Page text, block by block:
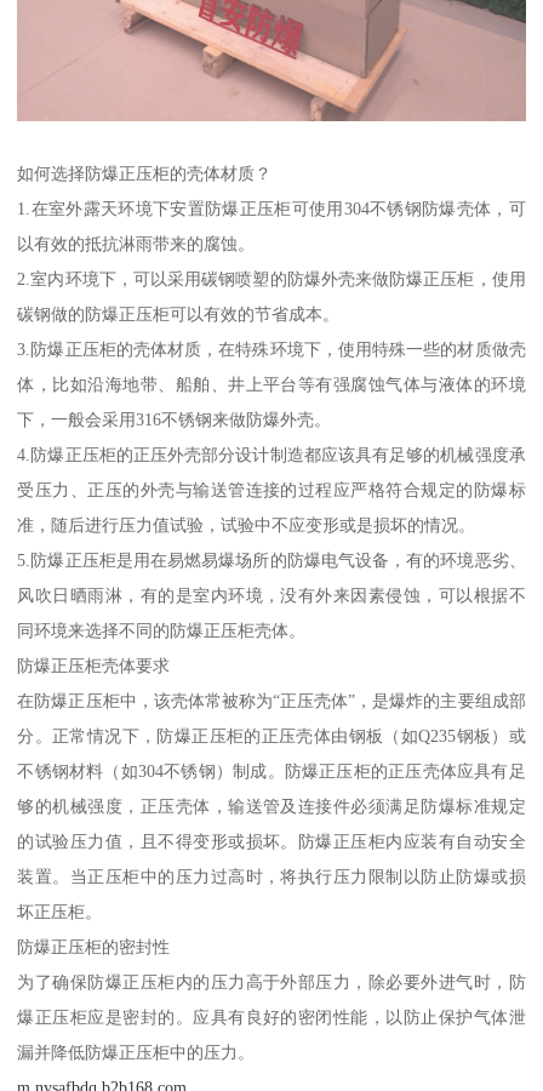
如何选择防爆正压柜的壳体材质？
1.在室外露天环境下安置防爆正压柜可使用304不锈钢防爆壳体，可
以有效的抵抗淋雨带来的腐蚀。
2.室内环境下，可以采用碳钢喷塑的防爆外壳来做防爆正压柜，使用
碳钢做的防爆正压柜可以有效的节省成本。
3.防爆正压柜的壳体材质，在特殊环境下，使用特殊一些的材质做壳
体，比如沿海地带、船舶、井上平台等有强腐蚀气体与液体的环境
下，一般会采用316不锈钢来做防爆外壳。
4.防爆正压柜的正压外壳部分设计制造都应该具有足够的机械强度承
受压力、正压的外壳与输送管连接的过程应严格符合规定的防爆标
准，随后进行压力值试验，试验中不应变形或是损坏的情况。
5.防爆正压柜是用在易燃易爆场所的防爆电气设备，有的环境恶劣、
风吹日晒雨淋，有的是室内环境，没有外来因素侵蚀，可以根据不
同环境来选择不同的防爆正压柜壳体。
防爆正压柜壳体要求
在防爆正压柜中，该壳体常被称为“正压壳体”，是爆炸的主要组成部
分。正常情况下，防爆正压柜的正压壳体由钢板（如Q235钢板）或
不锈钢材料（如304不锈钢）制成。防爆正压柜的正压壳体应具有足
够的机械强度，正压壳体，输送管及连接件必须满足防爆标准规定
的试验压力值，且不得变形或损坏。防爆正压柜内应装有自动安全
装置。当正压柜中的压力过高时，将执行压力限制以防止防爆或损
坏正压柜。
防爆正压柜的密封性
为了确保防爆正压柜内的压力高于外部压力，除必要外进气时，防
爆正压柜应是密封的。应具有良好的密闭性能，以防止保护气体泄
漏并降低防爆正压柜中的压力。